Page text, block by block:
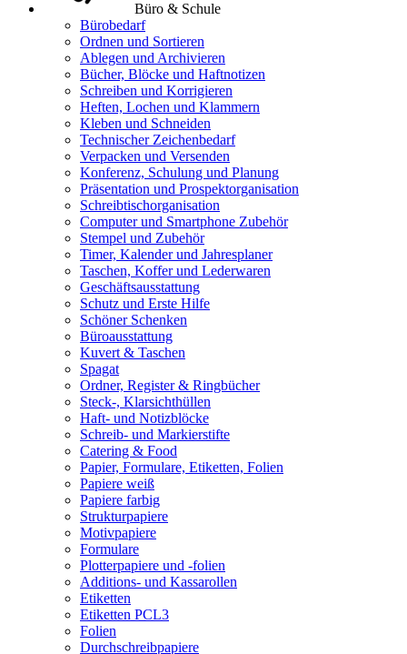
Büro & Schule
Bürobedarf
Ordnen und Sortieren
Ablegen und Archivieren
Bücher, Blöcke und Haftnotizen
Schreiben und Korrigieren
Heften, Lochen und Klammern
Kleben und Schneiden
Technischer Zeichenbedarf
Verpacken und Versenden
Konferenz, Schulung und Planung
Präsentation und Prospektorganisation
Schreibtischorganisation
Computer und Smartphone Zubehör
Stempel und Zubehör
Timer, Kalender und Jahresplaner
Taschen, Koffer und Lederwaren
Geschäftsausstattung
Schutz und Erste Hilfe
Schöner Schenken
Büroausstattung
Kuvert & Taschen
Spagat
Ordner, Register & Ringbücher
Steck-, Klarsichthüllen
Haft- und Notizblöcke
Schreib- und Markierstifte
Catering & Food
Papier, Formulare, Etiketten, Folien
Papiere weiß
Papiere farbig
Strukturpapiere
Motivpapiere
Formulare
Plotterpapiere und -folien
Additions- und Kassarollen
Etiketten
Etiketten PCL3
Folien
Durchschreibpapiere